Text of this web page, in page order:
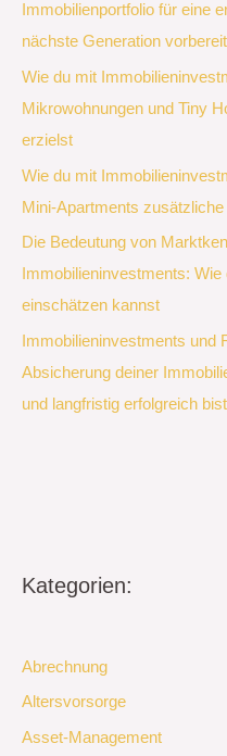
Immobilienportfolio für eine
nächste Generation
Wie du mit
Mikrowohnungen und Tiny
erzielst
Wie du mit
Mini-Apartments
Die Bedeutung von
Immobilieninvestments:
einschätzen kannst
Immobilieninvestments und
Absicherung deiner
und langfristig erfolgreich bist
Kategorien:
Abrechnung
Altersvorsorge
Asset-Management